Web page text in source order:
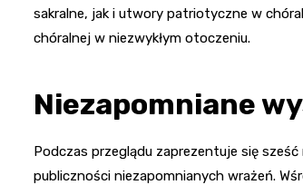
sakralne, jak i utwory patriotyczne w
chóralnej w niezwykłym otoczeniu.
Niezapomniane
Podczas przeglądu zaprezentuje się
publiczności niezapomnianych wrażeń.